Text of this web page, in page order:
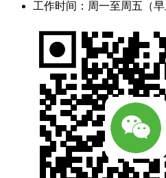
工作时间：周一至周五（早